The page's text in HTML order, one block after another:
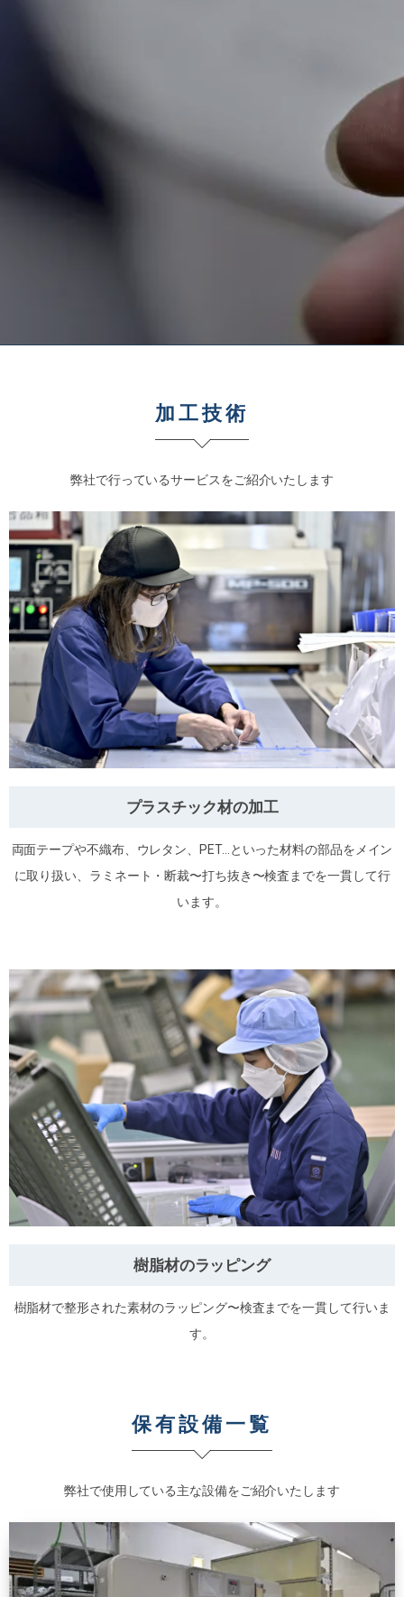
加工技術
弊社で行っているサービスをご紹介いたします
プラスチック材の加工
両面テープや不織布、ウレタン、PET…といった材料の部品をメイン
に取り扱い、ラミネート・断裁〜打ち抜き〜検査までを一貫して行
います。
樹脂材のラッピング
樹脂材で整形された素材のラッピング〜検査までを一貫して行いま
す。
保有設備一覧
弊社で使用している主な設備をご紹介いたします